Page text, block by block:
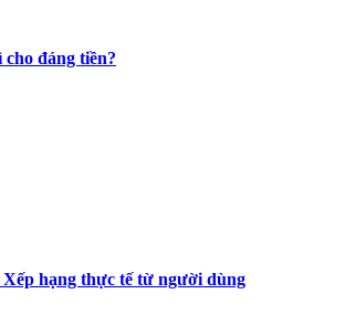
đáng tiền?
hạng thực tế từ người dùng